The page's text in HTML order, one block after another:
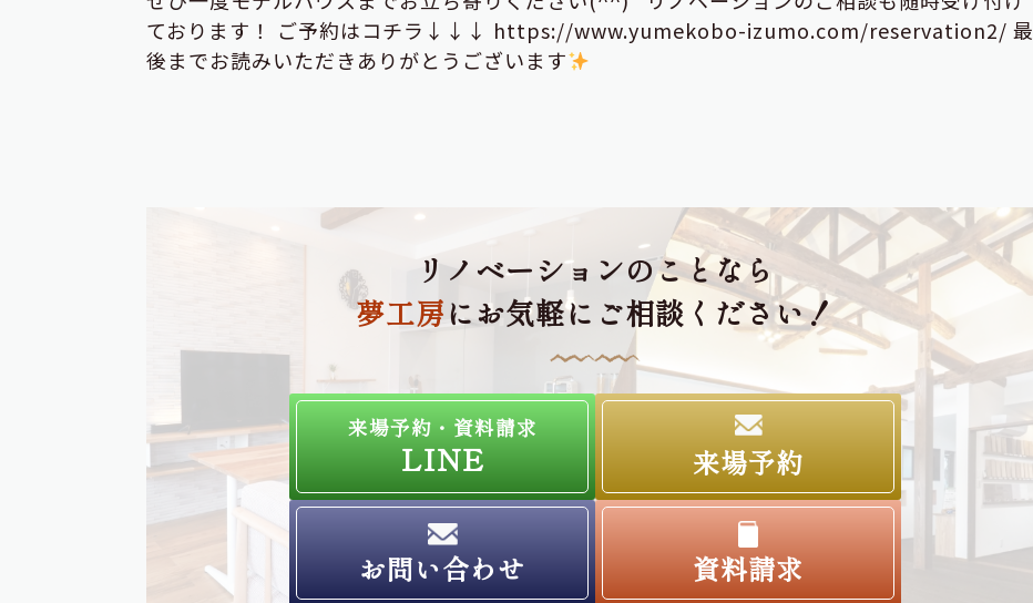
ております！ ご予約はコチラ↓↓↓ https://www.yumekobo-izumo.com/reservation2/ 最
後までお読みいただきありがとうございます
リノベーションのことなら
夢工房にお気軽にご相談ください！
来場予約・資料請求
LINE 来場予約
お問い合わせ 資料請求